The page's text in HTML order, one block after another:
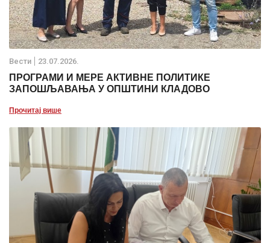
Вести 23.07.2026.
ПРОГРАМИ И МЕРЕ АКТИВНЕ ПОЛИТИКЕ
ЗАПОШЉАВАЊА У ОПШТИНИ КЛАДОВО
Прочитај више